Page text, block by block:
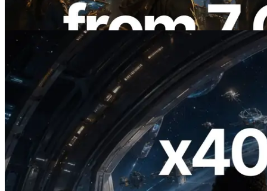
2026.07.04